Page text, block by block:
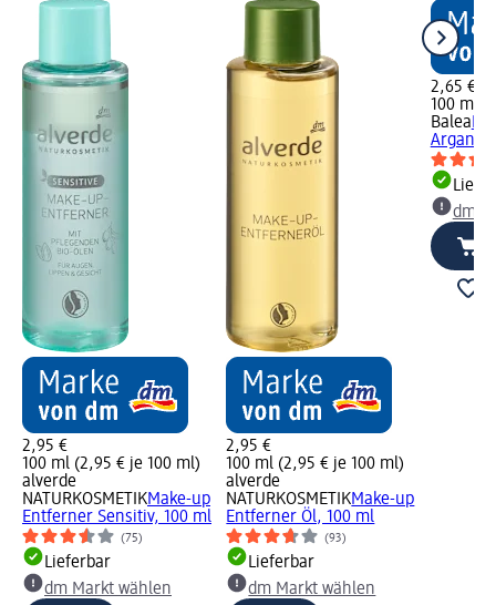
2,95 €
100 ml (2,95 € je 100 ml)
alverde
NATURKOSMETIKMake-up
Entferner Sensitiv, 100 ml
(75)
Lieferbar
dm Markt wählen
2,95 €
100 ml (2,95 € je 100 ml)
alverde
NATURKOSMETIKMake-up
Entferner Öl, 100 ml
(93)
Lieferbar
dm Markt wählen
2,65 €
100 ml
Balea
Arganöl,
dm